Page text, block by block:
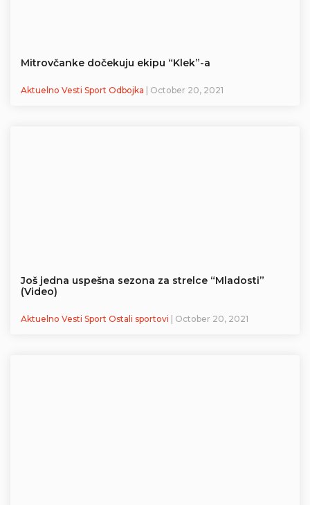
Mitrovčanke dočekuju ekipu “Klek”-a
Aktuelno Vesti Sport Odbojka | October 20, 2021
Još jedna uspešna sezona za strelce “Mladosti”
(Video)
Aktuelno Vesti Sport Ostali sportovi | October 20, 2021